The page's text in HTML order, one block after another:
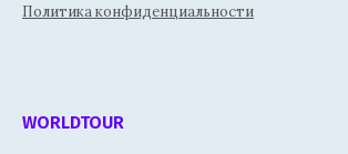
Политика конфиденциальности
WORLDTOUR